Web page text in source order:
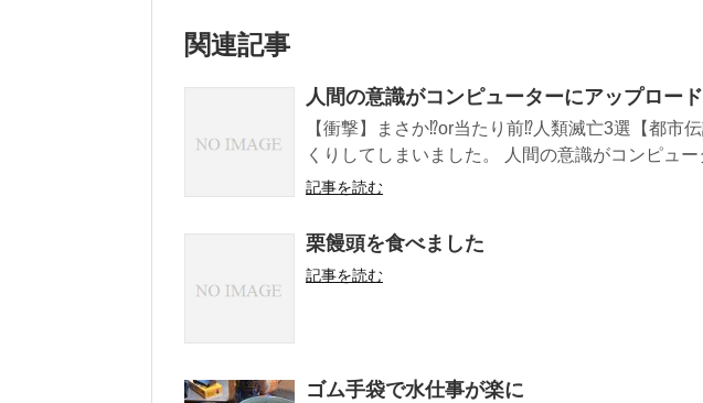
関連記事
人間の意識がコンピューターにアップロー
【衝撃】まさか⁉or当たり前⁉人類滅亡3選【都市
くりしてしまいました。 人間の意識がコンピュ
記事を読む
栗饅頭を食べました
記事を読む
ゴム手袋で水仕事が楽に